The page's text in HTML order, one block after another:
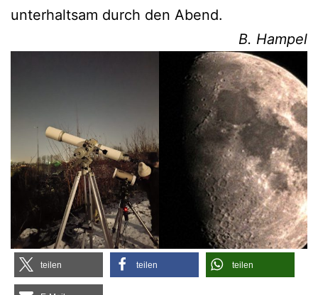
unter­halt­sam durch den Abend.
B. Ham­pel
tei­len tei­len tei­len